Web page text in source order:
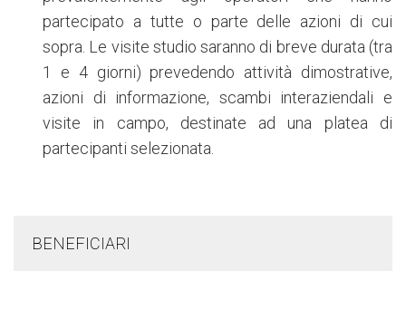
partecipato a tutte o parte delle azioni di cui
sopra. Le visite studio saranno di breve durata (tra
1 e 4 giorni) prevedendo attività dimostrative,
azioni di informazione, scambi interaziendali e
visite in campo, destinate ad una platea di
partecipanti selezionata.
BENEFICIARI